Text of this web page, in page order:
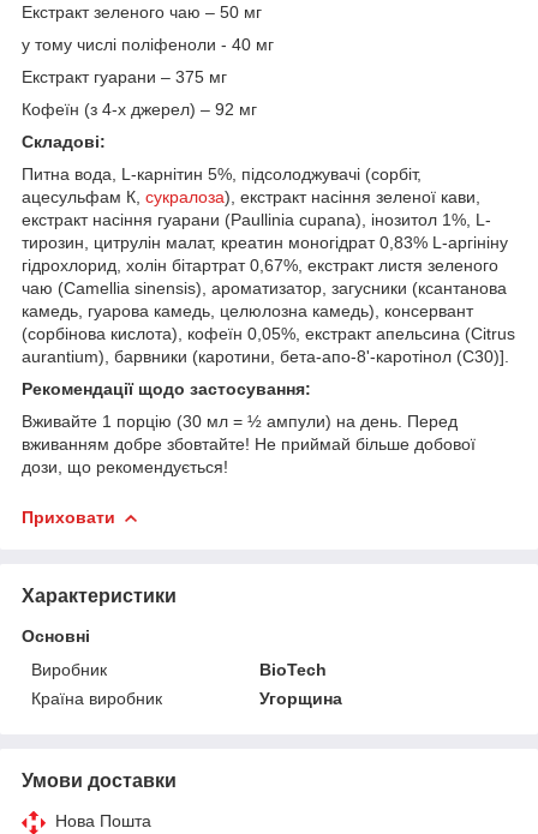
Екстракт зеленого чаю – 50 мг
у тому числі поліфеноли - 40 мг
Екстракт гуарани – 375 мг
Кофеїн (з 4-х джерел) – 92 мг
Складові:
Питна вода, L-карнітин 5%, підсолоджувачі (сорбіт,
ацесульфам К, сукралоза), екстракт насіння зеленої кави,
екстракт насіння гуарани (Paullinia cupana), інозитол 1%, L-
тирозин, цитрулін малат, креатин моногідрат 0,83% L-аргініну
гідрохлорид, холін бітартрат 0,67%, екстракт листя зеленого
чаю (Camellia sinensis), ароматизатор, загусники (ксантанова
камедь, гуарова камедь, целюлозна камедь), консервант
(сорбінова кислота), кофеїн 0,05%, екстракт апельсина (Citrus
aurantium), барвники (каротини, бета-апо-8'-каротінол (C30)].
Рекомендації щодо застосування:
Вживайте 1 порцію (30 мл = ½ ампули) на день. Перед
вживанням добре збовтайте! Не приймай більше добової
дози, що рекомендується!
Приховати
Характеристики
Основні
Виробник
BioTech
Країна виробник
Угорщина
Умови доставки
Нова Пошта